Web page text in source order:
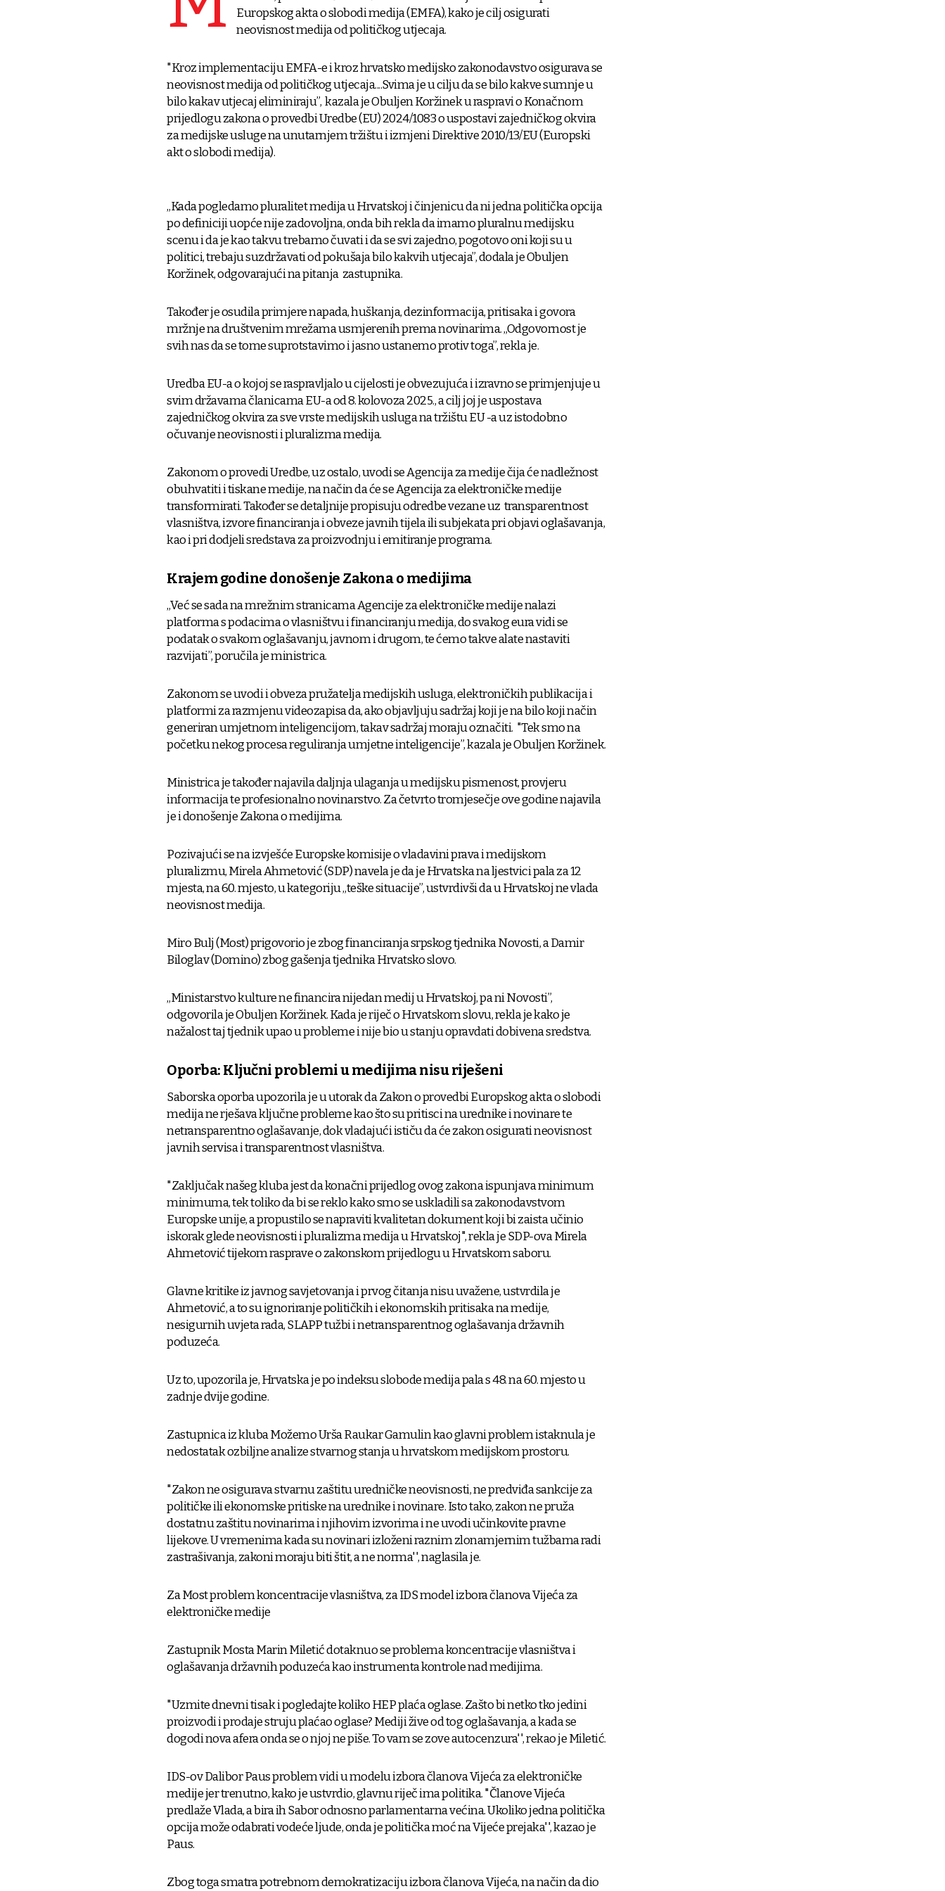
Europskog akta o slobodi medija (EMFA), kako je cilj osigurati
neovisnost medija od političkog utjecaja.
"Kroz implementaciju EMFA-e i kroz hrvatsko medijsko zakonodavstvo osigurava se
neovisnost medija od političkog utjecaja....Svima je u cilju da se bilo kakve sumnje u
bilo kakav utjecaj eliminiraju”, kazala je Obuljen Koržinek u raspravi o Konačnom
prijedlogu zakona o provedbi Uredbe (EU) 2024/1083 o uspostavi zajedničkog okvira
za medijske usluge na unutarnjem tržištu i izmjeni Direktive 2010/13/EU (Europski
akt o slobodi medija).
„Kada pogledamo pluralitet medija u Hrvatskoj i činjenicu da ni jedna politička opcija
po definiciji uopće nije zadovoljna, onda bih rekla da imamo pluralnu medijsku
scenu i da je kao takvu trebamo čuvati i da se svi zajedno, pogotovo oni koji su u
politici, trebaju suzdržavati od pokušaja bilo kakvih utjecaja”, dodala je Obuljen
Koržinek, odgovarajući na pitanja zastupnika.
Također je osudila primjere napada, huškanja, dezinformacija, pritisaka i govora
mržnje na društvenim mrežama usmjerenih prema novinarima. „Odgovornost je
svih nas da se tome suprotstavimo i jasno ustanemo protiv toga”, rekla je.
Uredba EU-a o kojoj se raspravljalo u cijelosti je obvezujuća i izravno se primjenjuje u
svim državama članicama EU-a od 8. kolovoza 2025., a cilj joj je uspostava
zajedničkog okvira za sve vrste medijskih usluga na tržištu EU -a uz istodobno
očuvanje neovisnosti i pluralizma medija.
Zakonom o provedi Uredbe, uz ostalo, uvodi se Agencija za medije čija će nadležnost
obuhvatiti i tiskane medije, na način da će se Agencija za elektroničke medije
transformirati. Također se detaljnije propisuju odredbe vezane uz transparentnost
vlasništva, izvore financiranja i obveze javnih tijela ili subjekata pri objavi oglašavanja,
kao i pri dodjeli sredstava za proizvodnju i emitiranje programa.
Krajem godine donošenje Zakona o medijima
„Već se sada na mrežnim stranicama Agencije za elektroničke medije nalazi
platforma s podacima o vlasništvu i financiranju medija, do svakog eura vidi se
podatak o svakom oglašavanju, javnom i drugom, te ćemo takve alate nastaviti
razvijati”, poručila je ministrica.
Zakonom se uvodi i obveza pružatelja medijskih usluga, elektroničkih publikacija i
platformi za razmjenu videozapisa da, ako objavljuju sadržaj koji je na bilo koji način
generiran umjetnom inteligencijom, takav sadržaj moraju označiti. "Tek smo na
početku nekog procesa reguliranja umjetne inteligencije”, kazala je Obuljen Koržinek.
Ministrica je također najavila daljnja ulaganja u medijsku pismenost, provjeru
informacija te profesionalno novinarstvo. Za četvrto tromjesečje ove godine najavila
je i donošenje Zakona o medijima.
Pozivajući se na izvješće Europske komisije o vladavini prava i medijskom
pluralizmu, Mirela Ahmetović (SDP) navela je da je Hrvatska na ljestvici pala za 12
mjesta, na 60. mjesto, u kategoriju „teške situacije”, ustvrdivši da u Hrvatskoj ne vlada
neovisnost medija.
Miro Bulj (Most) prigovorio je zbog financiranja srpskog tjednika Novosti, a Damir
Biloglav (Domino) zbog gašenja tjednika Hrvatsko slovo.
„Ministarstvo kulture ne financira nijedan medij u Hrvatskoj, pa ni Novosti”,
odgovorila je Obuljen Koržinek. Kada je riječ o Hrvatskom slovu, rekla je kako je
nažalost taj tjednik upao u probleme i nije bio u stanju opravdati dobivena sredstva.
Oporba: Ključni problemi u medijima nisu riješeni
Saborska oporba upozorila je u utorak da Zakon o provedbi Europskog akta o slobodi
medija ne rješava ključne probleme kao što su pritisci na urednike i novinare te
netransparentno oglašavanje, dok vladajući ističu da će zakon osigurati neovisnost
javnih servisa i transparentnost vlasništva.
"Zaključak našeg kluba jest da konačni prijedlog ovog zakona ispunjava minimum
minimuma, tek toliko da bi se reklo kako smo se uskladili sa zakonodavstvom
Europske unije, a propustilo se napraviti kvalitetan dokument koji bi zaista učinio
iskorak glede neovisnosti i pluralizma medija u Hrvatskoj", rekla je SDP-ova Mirela
Ahmetović tijekom rasprave o zakonskom prijedlogu u Hrvatskom saboru.
Glavne kritike iz javnog savjetovanja i prvog čitanja nisu uvažene, ustvrdila je
Ahmetović, a to su ignoriranje političkih i ekonomskih pritisaka na medije,
nesigurnih uvjeta rada, SLAPP tužbi i netransparentnog oglašavanja državnih
poduzeća.
Uz to, upozorila je, Hrvatska je po indeksu slobode medija pala s 48. na 60. mjesto u
zadnje dvije godine.
Zastupnica iz kluba Možemo Urša Raukar Gamulin kao glavni problem istaknula je
nedostatak ozbiljne analize stvarnog stanja u hrvatskom medijskom prostoru.
"Zakon ne osigurava stvarnu zaštitu uredničke neovisnosti, ne predviđa sankcije za
političke ili ekonomske pritiske na urednike i novinare. Isto tako, zakon ne pruža
dostatnu zaštitu novinarima i njihovim izvorima i ne uvodi učinkovite pravne
lijekove. U vremenima kada su novinari izloženi raznim zlonamjernim tužbama radi
zastrašivanja, zakoni moraju biti štit, a ne norma'', naglasila je.
Za Most problem koncentracije vlasništva, za IDS model izbora članova Vijeća za
elektroničke medije
Zastupnik Mosta Marin Miletić dotaknuo se problema koncentracije vlasništva i
oglašavanja državnih poduzeća kao instrumenta kontrole nad medijima.
"Uzmite dnevni tisak i pogledajte koliko HEP plaća oglase. Zašto bi netko tko jedini
proizvodi i prodaje struju plaćao oglase? Mediji žive od tog oglašavanja, a kada se
dogodi nova afera onda se o njoj ne piše. To vam se zove autocenzura'', rekao je Miletić.
IDS-ov Dalibor Paus problem vidi u modelu izbora članova Vijeća za elektroničke
medije jer trenutno, kako je ustvrdio, glavnu riječ ima politika. "Članove Vijeća
predlaže Vlada, a bira ih Sabor odnosno parlamentarna većina. Ukoliko jedna politička
opcija može odabrati vodeće ljude, onda je politička moć na Vijeće prejaka'', kazao je
Paus.
Zbog toga smatra potrebnom demokratizaciju izbora članova Vijeća, na način da dio